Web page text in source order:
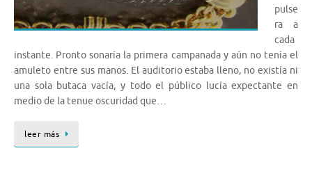
pulse
ra a
cada
instante. Pronto sonaría la primera campanada y aún no tenía el
amuleto entre sus manos. El auditorio estaba lleno, no existía ni
una sola butaca vacía, y todo el público lucía expectante en
medio de la tenue oscuridad que…
leer más